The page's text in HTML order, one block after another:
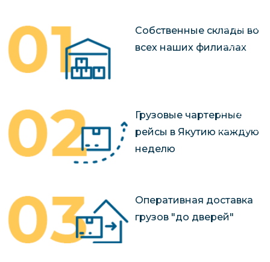
перевозки
в Якутию
Доставка
Собственные склады во
всех наших филиалах
Грузовые чартерные
рейсы в Якутию каждую
неделю
Оперативная доставка
грузов "до дверей"